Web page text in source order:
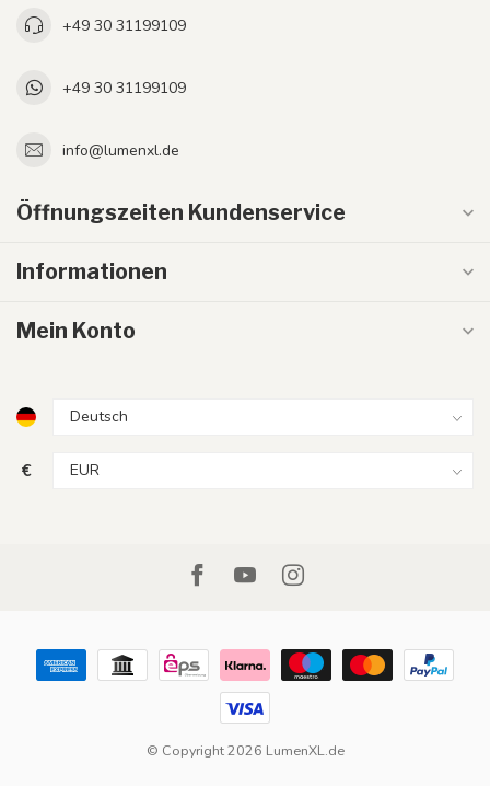
+49 30 31199109
+49 30 31199109
info@lumenxl.de
Öffnungszeiten Kundenservice
Informationen
Mein Konto
€
© Copyright 2026 LumenXL.de